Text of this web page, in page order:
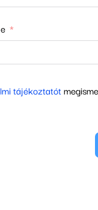
tájékoztatót